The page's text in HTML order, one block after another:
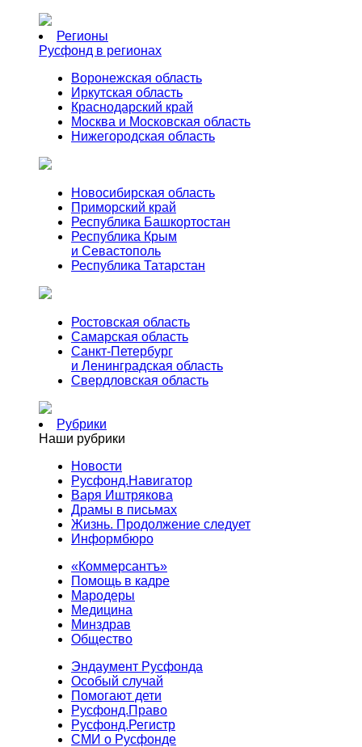
Регионы
Русфонд в регионах
Воронежская область
Иркутская область
Краснодарский край
Москва и Московская область
Нижегородская область
Новосибирская область
Приморский край
Республика Башкортостан
Республика Крым
и Севастополь
Республика Татарстан
Ростовская область
Самарская область
Санкт-Петербург
и Ленинградская область
Свердловская область
Рубрики
Наши рубрики
Новости
Русфонд.Навигатор
Варя Иштрякова
Драмы в письмах
Жизнь. Продолжение следует
Информбюро
«Коммерсантъ»
Помощь в кадре
Мародеры
Медицина
Минздрав
Общество
Эндаумент Русфонда
Особый случай
Помогают дети
Русфонд.Право
Русфонд.Регистр
СМИ о Русфонде